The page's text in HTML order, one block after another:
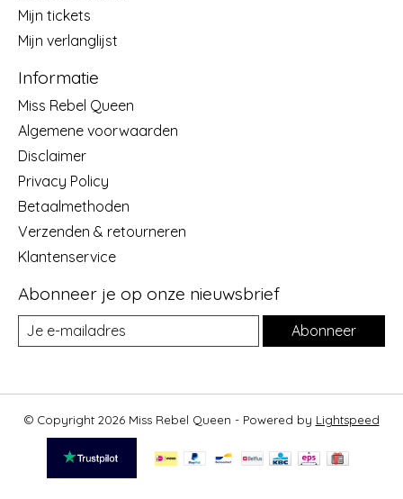
Mijn tickets
Mijn verlanglijst
Informatie
Miss Rebel Queen
Algemene voorwaarden
Disclaimer
Privacy Policy
Betaalmethoden
Verzenden & retourneren
Klantenservice
Abonneer je op onze nieuwsbrief
Abonneer
© Copyright 2026 Miss Rebel Queen - Powered by Lightspeed